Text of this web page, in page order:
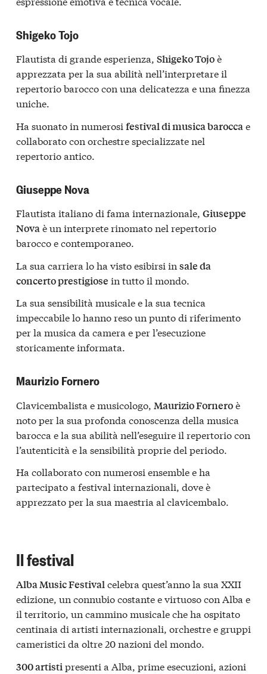
Shigeko Tojo
Flautista di grande esperienza, Shigeko Tojoè
apprezzata per la sua abilità nell’interpretare il
repertorio barocco con una delicatezza e una finezza
uniche.
Ha suonato in numerosi festival di musica baroccae
collaborato con orchestre specializzate nel
repertorio antico.
Giuseppe Nova
Flautista italiano di fama internazionale, Giuseppe
Novaè un interprete rinomato nel repertorio
barocco e contemporaneo.
La sua carriera lo ha visto esibirsi in sale da
concerto prestigiose in tutto il mondo.
La sua sensibilità musicale e la sua tecnica
impeccabile lo hanno reso un punto di riferimento
per la musica da camera e per l’esecuzione
storicamente informata.
Maurizio Fornero
Clavicembalista e musicologo, Maurizio Forneroè
noto per la sua profonda conoscenza della musica
barocca e la sua abilità nell’eseguire il repertorio con
l’autenticità e la sensibilità proprie del periodo.
Ha collaborato con numerosi ensemble e ha
partecipato a festival internazionali, dove è
apprezzato per la sua maestria al clavicembalo.
Il festival
Alba Music Festivalcelebra quest’anno la sua XXII
edizione, un connubio costante e virtuoso con Alba e
il territorio, un cammino musicale che ha ospitato
centinaia di artisti internazionali, orchestre e gruppi
cameristici da oltre 20 nazioni del mondo.
300 artisti presenti a Alba, prime esecuzioni, azioni